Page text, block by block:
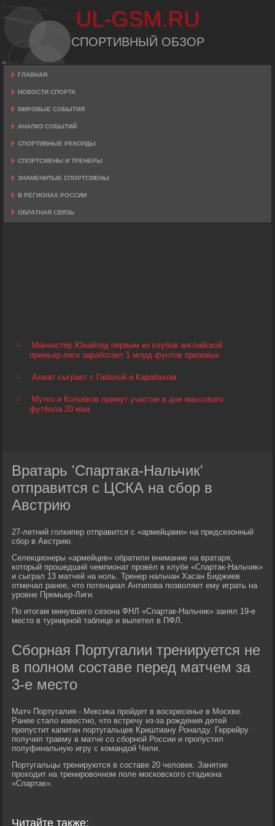
UL-GSM.RU
СПОРТИВНЫЙ ОБЗОР
ГЛАВНАЯ
НОВОСТИ СПОРТА
МИРОВЫЕ СОБЫТИЯ
АНАЛИЗ СОБЫТИЙ
СПОРТИВНЫЕ РЕКОРДЫ
СПОРТСМЕНЫ И ТРЕНЕРЫ
ЗНАМЕНИТЫЕ СПОРТСМЕНЫ
В РЕГИОНАХ РОССИИ
ОБРАТНАЯ СВЯЗЬ
Манчестер Юнайтед первым из клубов английской
премьер-лиги заработает 1 млрд фунтов призовых
Ахмат сыграет с Габалой и Карабахом
Мутко и Колобков примут участие в дне массового
футбола 20 мая
Вратарь 'Спартака-Нальчик'
отправится с ЦСКА на сбор в
Австрию
27-летний голкипер отправится с «армейцами» на предсезонный
сбор в Австрию.
Селекционеры «армейцев» обратили внимание на вратаря,
который прошедший чемпионат провёл в клубе «Спартак-Нальчик»
и сыграл 13 матчей на ноль. Тренер нальчан Хасан Биджиев
отмечал ранее, что потенциал Антипова позволяет ему играть на
уровне Премьер-Лиги.
По итогам минувшего сезона ФНЛ «Спартак-Нальчик» занял 19-е
место в турнирной таблице и вылетел в ПФЛ.
Сборная Португалии тренируется не
в полном составе перед матчем за
3-е место
Матч Португалия - Мексика пройдет в воскресенье в Москве.
Ранее стало известно, что встречу из-за рождения детей
пропустит капитан португальцев Криштиану Роналду. Геррейру
получил травму в матче со сборной России и пропустил
полуфинальную игру с командой Чили.
Португальцы тренируются в составе 20 человек. Занятие
проходит на тренировочном поле московского стадиона
«Спартак».
Читайте также: